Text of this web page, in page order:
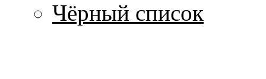
Чёрный список